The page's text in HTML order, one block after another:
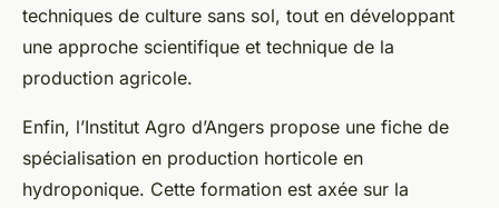
techniques de culture sans sol, tout en développant
une approche scientifique et technique de la
production agricole.
Enfin, l’Institut Agro d’Angers propose une fiche de
spécialisation en production horticole en
hydroponique. Cette formation est axée sur la